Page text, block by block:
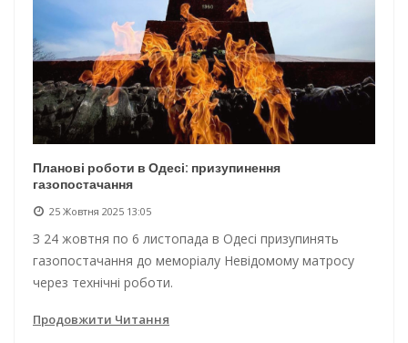
Планові роботи в Одесі: призупинення
газопостачання
25 Жовтня 2025 13:05
З 24 жовтня по 6 листопада в Одесі призупинять
газопостачання до меморіалу Невідомому матросу
через технічні роботи.
Продовжити Читання